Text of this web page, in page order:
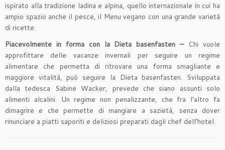
ispirato alla tradizione ladina e alpina, quello internazionale in cui ha
ampio spazio anche il pesce, il Menu vegano con una grande varietà
di ricette.
Piacevolmente in forma con la Dieta basenfasten – Chi vuole
approfittare delle vacanze invernali per seguire un regime
alimentare che permetta di ritrovare una forma smagliante e
maggiore vitalità, può seguire la Dieta basenfasten. Sviluppata
dalla tedesca Sabine Wacker, prevede che siano assunti solo
alimenti alcalini. Un regime non penalizzante, che fra l’altro fa
dimagrire e che permette di mangiare a sazietà, senza dover
rinunciare a piatti saporiti e deliziosi preparati dagli chef dell’hotel.